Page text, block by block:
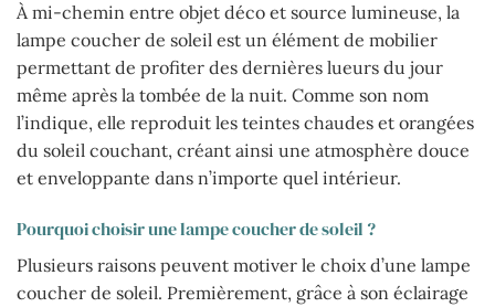
À mi-chemin entre objet déco et source lumineuse, la
lampe coucher de soleil est un élément de mobilier
permettant de profiter des dernières lueurs du jour
même après la tombée de la nuit. Comme son nom
l’indique, elle reproduit les teintes chaudes et orangées
du soleil couchant, créant ainsi une atmosphère douce
et enveloppante dans n’importe quel intérieur.
Pourquoi choisir une lampe coucher de soleil ?
Plusieurs raisons peuvent motiver le choix d’une lampe
coucher de soleil. Premièrement, grâce à son éclairage